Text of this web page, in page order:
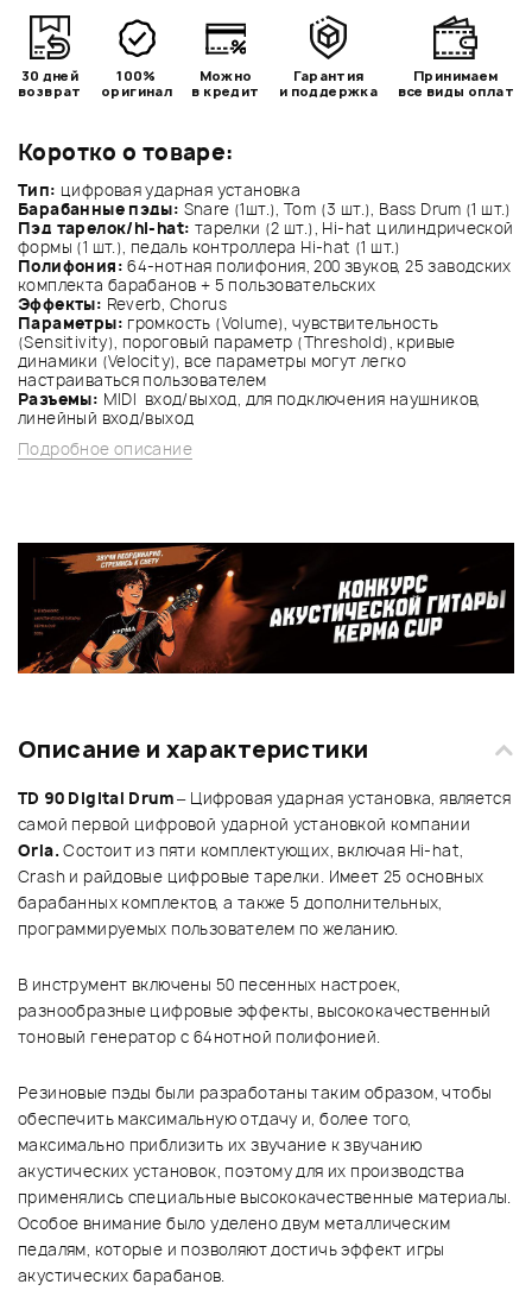
Коротко о товаре:
Тип: цифровая ударная установка
Барабанные пэды: Snare (1шт.), Tom (3 шт.), Bass Drum (1 шт.)
Пэд тарелок/hi-hat: тарелки (2 шт.), Hi-hat цилиндрической
формы (1 шт.), педаль контроллера Hi-hat (1 шт.)
Полифония: 64-нотная полифония, 200 звуков, 25 заводских
комплекта барабанов + 5 пользовательских
Эффекты: Reverb, Chorus
Параметры: громкость (Volume), чувствительность
(Sensitivity), пороговый параметр (Threshold), кривые
динамики (Velocity), все параметры могут легко
настраиваться пользователем
Разъемы: MIDI вход/выход, для подключения наушников,
линейный вход/выход
Подробное описание
30 дней
возврат
100%
оригинал
Можно
в кредит
Гарантия
и поддержка
Принимаем
все виды оплат
Описание и характеристики
TD 90 Digital Drum– Цифровая ударная установка, является
самой первой цифровой ударной установкой компании
Orla. Состоит из пяти комплектующих, включая Hi-hat,
Crash и райдовые цифровые тарелки. Имеет 25 основных
барабанных комплектов, а также 5 дополнительных,
программируемых пользователем по желанию.
В инструмент включены 50 песенных настроек,
разнообразные цифровые эффекты, высококачественный
тоновый генератор с 64нотной полифонией.
Резиновые пэды были разработаны таким образом, чтобы
обеспечить максимальную отдачу и, более того,
максимально приблизить их звучание к звучанию
акустических установок, поэтому для их производства
применялись специальные высококачественные материалы.
Особое внимание было уделено двум металлическим
педалям, которые и позволяют достичь эффект игры
акустических барабанов.